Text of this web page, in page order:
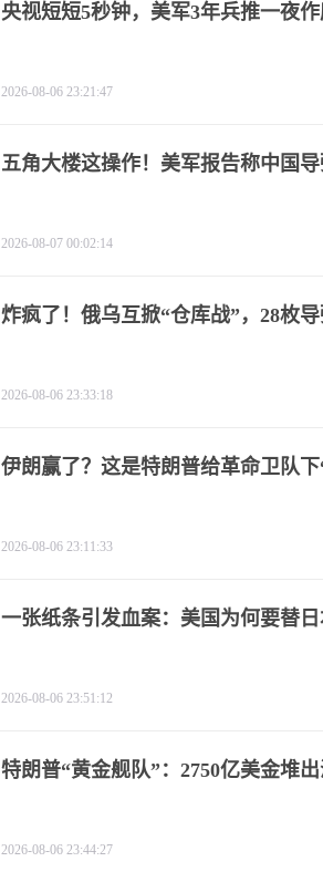
央视短短5秒钟，美军3年兵推一夜
2026-08-06 23:21:47
五角大楼这操作！美军报告称中国
2026-08-07 00:02:14
炸疯了！俄乌互掀“仓库战”，28枚
2026-08-06 23:33:18
伊朗赢了？这是特朗普给革命卫队下
2026-08-06 23:11:33
一张纸条引发血案：美国为何要替日
2026-08-06 23:51:12
特朗普“黄金舰队”：2750亿美金堆
2026-08-06 23:44:27